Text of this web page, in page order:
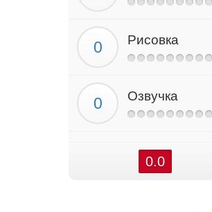
Рисовка
Озвучка
0.0